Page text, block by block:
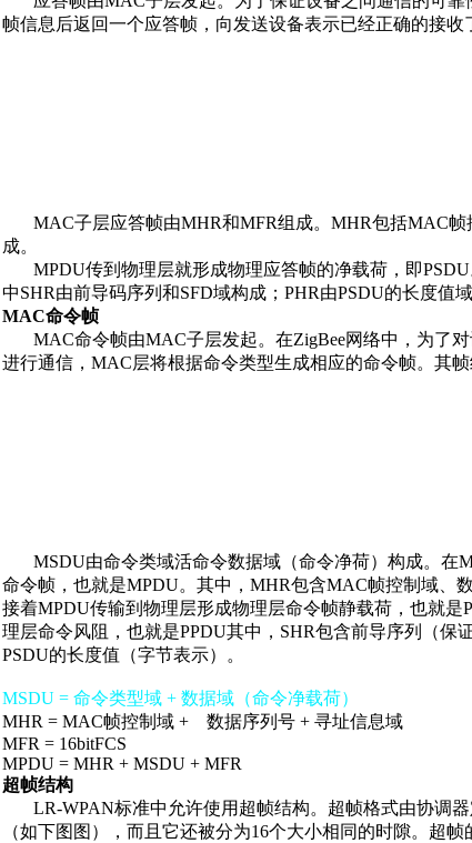
帧信息后返回一个应答帧，向发送设备表示已经正确的接收
MAC子层应答帧由MHR和MFR组成。MHR包括MAC帧
成。
MPDU传到物理层就形成物理应答帧的净载荷，即PSDU
中SHR由前导码序列和SFD域构成；PHR由PSDU的长度值域
MAC命令帧
MAC命令帧由MAC子层发起。在ZigBee网络中，为了对
进行通信，MAC层将根据命令类型生成相应的命令帧。其帧
MSDU由命令类域活命令数据域（命令净荷）构成。在
命令帧，也就是MPDU。其中，MHR包含MAC帧控制域、
接着MPDU传输到物理层形成物理层命令帧静载荷，也就是
理层命令风阻，也就是PPDU其中，SHR包含前导序列（保
PSDU的长度值（字节表示）。
MSDU = 命令类型域 + 数据域（命令净载荷）
MHR = MAC帧控制域 + 数据序列号 + 寻址信息域
MFR = 16bitFCS
MPDU = MHR + MSDU + MFR
超帧结构
LR-WPAN标准中允许使用超帧结构。超帧格式由协调器
（如下图图），而且它还被分为16个大小相同的时隙。超